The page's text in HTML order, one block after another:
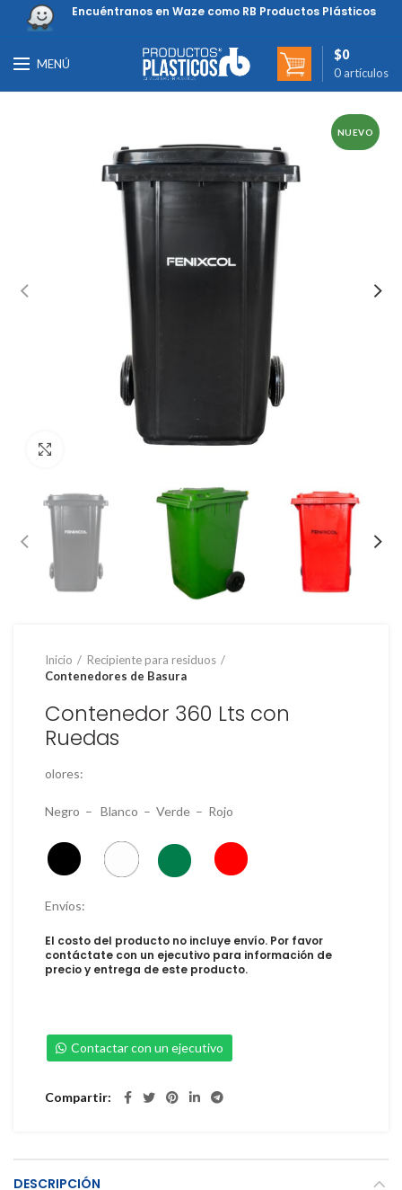
Encuéntranos en Waze como RB Productos Plásticos
MENÚ
0 artículos
$0
NUEVO
Clic para ampliar
Inicio
Recipiente para residuos
Contenedores de Basura
Contenedor 360 Lts con
Ruedas
olores:
Negro – Blanco – Verde – Rojo
Envíos:
El costo del producto no incluye envío. Por favor
contáctate con un ejecutivo para información de
precio y entrega de este producto.
Contactar con un ejecutivo
Compartir
DESCRIPCIÓN